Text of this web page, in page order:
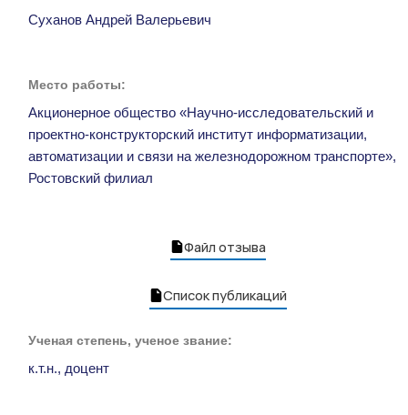
Суханов Андрей Валерьевич
Место работы:
Акционерное общество «Научно-исследовательский и
проектно-конструкторский институт информатизации,
автоматизации и связи на железнодорожном транспорте»,
Ростовский филиал
Файл отзыва
Список публикаций
Ученая степень, ученое звание:
к.т.н., доцент